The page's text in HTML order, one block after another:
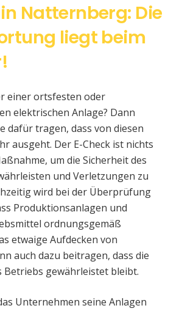
Natternberg: Die
liegt beim
einer ortsfesten oder
elektrischen Anlage? Dann
dafür tragen, dass von diesen
ausgeht. Der E-Check ist nichts
um die Sicherheit des
und Verletzungen zu
wird bei der Überprüfung
Produktionsanlagen und
ordnungsgemäß
etwaige Aufdecken von
auch dazu beitragen, dass die
Betriebs gewährleistet bleibt.
Unternehmen seine Anlagen